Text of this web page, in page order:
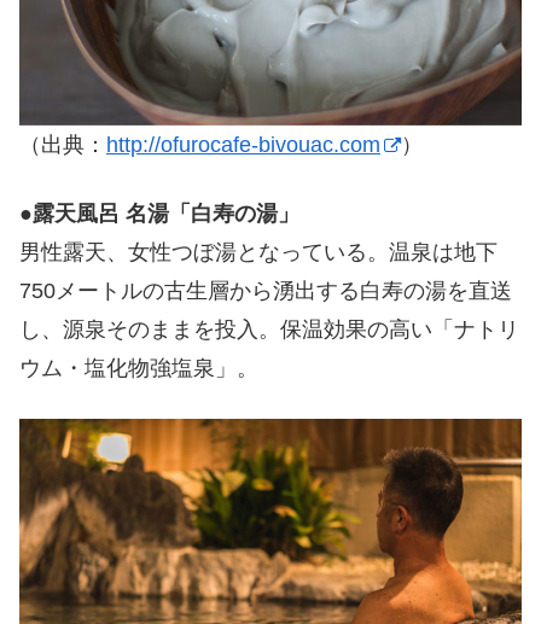
（出典： http://ofurocafe-bivouac.com ）
●露天風呂 名湯「白寿の湯」
男性露天、女性つぼ湯となっている。温泉は地下
750メートルの古生層から湧出する白寿の湯を直送
し、源泉そのままを投入。保温効果の高い「ナトリ
ウム・塩化物強塩泉」。